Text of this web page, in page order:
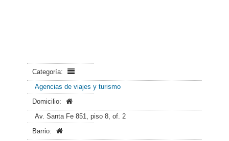
Categoría:
Agencias de viajes y turismo
Domicilio:
Av. Santa Fe 851, piso 8, of. 2
Barrio: